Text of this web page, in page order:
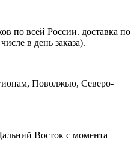
по всей России. доставка по
в день заказа).
Поволжью, Северо-
Восток с момента